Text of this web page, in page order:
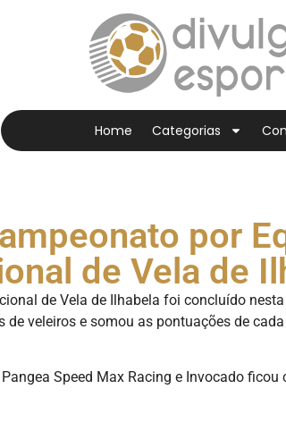
Home Categorias
por
de Vela de
de Vela de Ilhabela foi concluído
veleiros e somou as pontuações de
Speed Max Racing e Invocado ficou